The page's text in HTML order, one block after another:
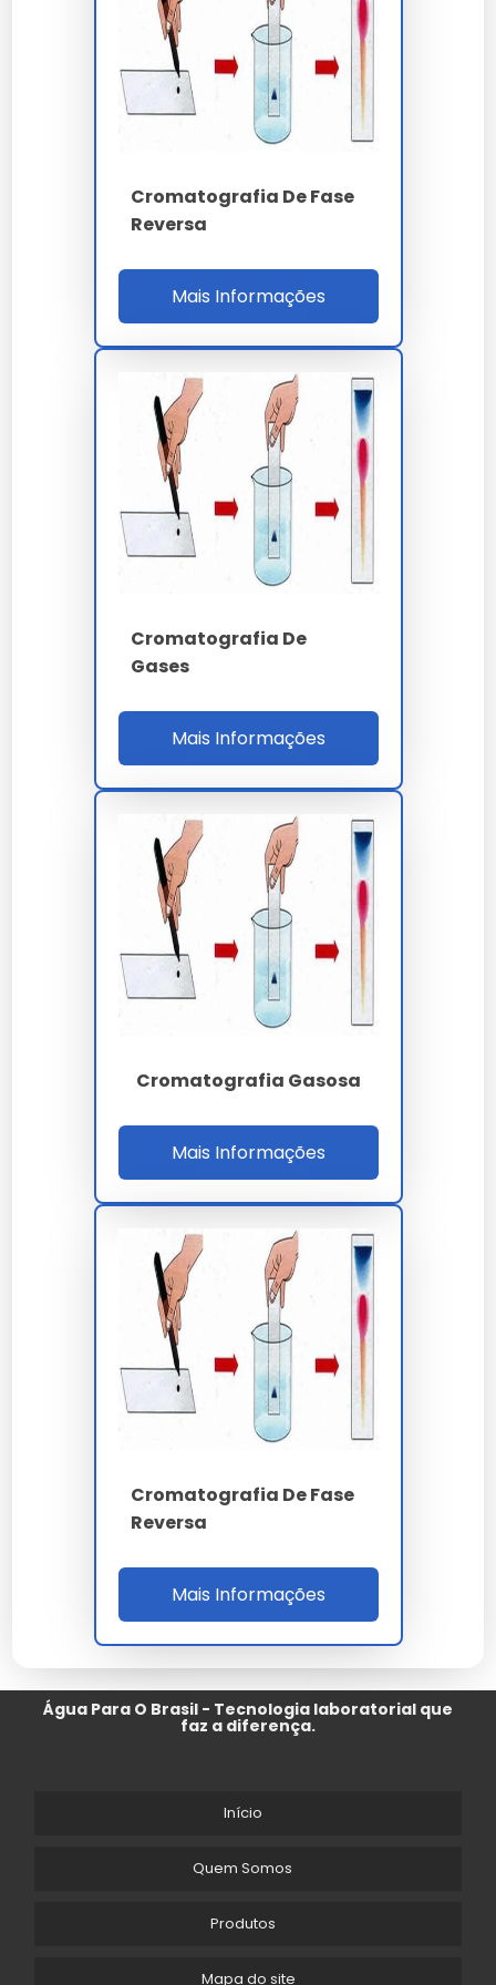
Para cromatografia líquida clássica em coluna
de vidro empacotada com sílica gel 60 (63-200
µm) ou alumina neutra, o fluxo gravitacional
opera a 0.5-2.0 mL/min sem pressão, sendo
indicado para fracionamento preparativo de
aromáticos policíclicos (HPA). O rendimento de
separação alcança 85-95% em massa com
gradiente step hexano/diclorometano/metanol.
O laboratório acreditado ISO 17025
CGCRE/Inmetro executa análise cromatográfica
com cadeia de custódia completa, emitindo
úteis e incluindo interpretação técnica pelo
método de Rogers, Doernenburg e triângulo de
Duval. O ROI da análise preditiva em
transformadores acima de 10 MVA ultrapassa
320%, evitando paradas não programadas de R$
450 mil por evento.
ESPECIFICAÇÃO
Técnica
GC-FID - HPLC -
Coluna HPLC
C18 250x4.6 mm x 5
Pressão UHPLC
até 1300 bar
Limite detecção GC
inferior a 1 ppm v/v
Gás de arraste
He 5.0 ou H2 6.0
purificado
Forno GC
até 450 ºC - rampa
120 ºC/min
120 amostras por
Normas
NBR 7070 - IEC 60599
- IEEE C57.104 - ISO
17025
Interpretação
Duval - Rogers -
Doernenburg
Cromatografia De Fase
Reversa
Mais Informações
Cromatografia De
Gases
Mais Informações
Cromatografia Gasosa
Mais Informações
Cromatografia De Fase
Reversa
Mais Informações
Água Para O Brasil - Tecnologia laboratorial que
faz a diferença.
Início
Quem Somos
Produtos
Mapa do site